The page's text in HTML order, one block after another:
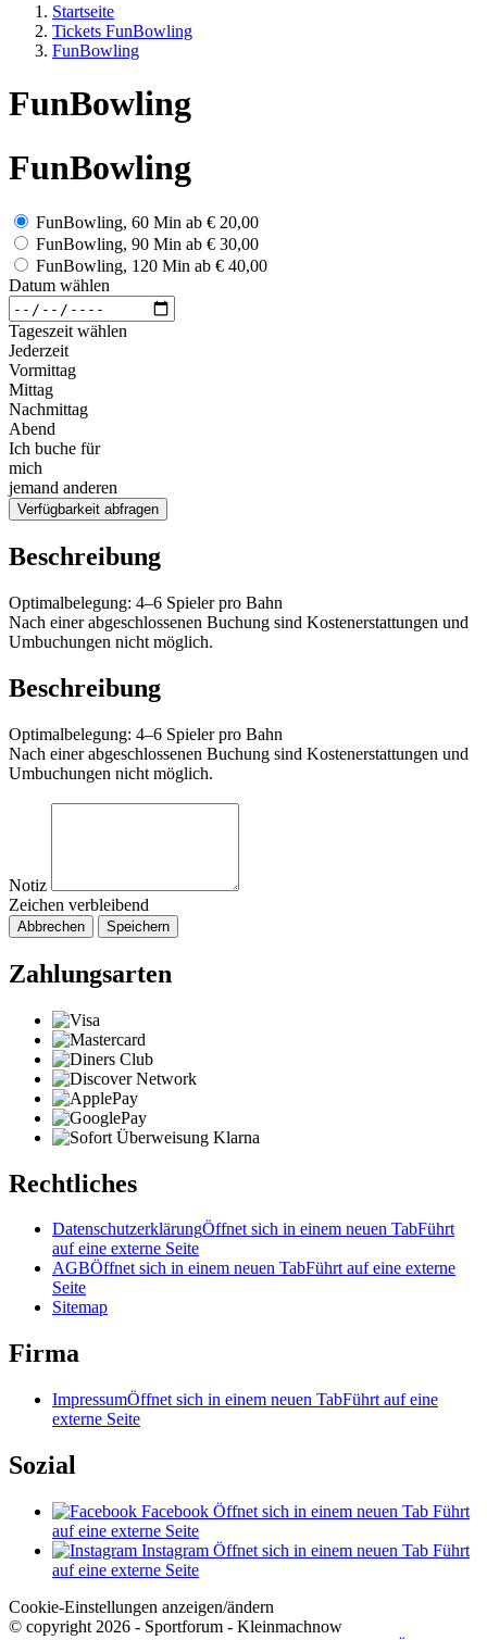
Startseite
Tickets FunBowling
FunBowling
FunBowling
FunBowling
FunBowling, 60 Min ab € 20,00
FunBowling, 90 Min ab € 30,00
FunBowling, 120 Min ab € 40,00
Datum wählen
Tageszeit wählen
Jederzeit
Vormittag
Mittag
Nachmittag
Abend
Ich buche für
mich
jemand anderen
Verfügbarkeit abfragen
Beschreibung
Optimalbelegung: 4–6 Spieler pro Bahn
Nach einer abgeschlossenen Buchung sind Kostenerstattungen und
Umbuchungen nicht möglich.
Beschreibung
Optimalbelegung: 4–6 Spieler pro Bahn
Nach einer abgeschlossenen Buchung sind Kostenerstattungen und
Umbuchungen nicht möglich.
Notiz
Zeichen verbleibend
Abbrechen Speichern
Zahlungsarten
Rechtliches
DatenschutzerklärungÖffnet sich in einem neuen TabFührt
auf eine externe Seite
AGBÖffnet sich in einem neuen TabFührt auf eine externe
Seite
Sitemap
Firma
ImpressumÖffnet sich in einem neuen TabFührt auf eine
externe Seite
Sozial
Facebook Öffnet sich in einem neuen Tab Führt
auf eine externe Seite
Instagram Öffnet sich in einem neuen Tab Führt
auf eine externe Seite
Cookie-Einstellungen anzeigen/ändern
© copyright 2026 - Sportforum - Kleinmachnow